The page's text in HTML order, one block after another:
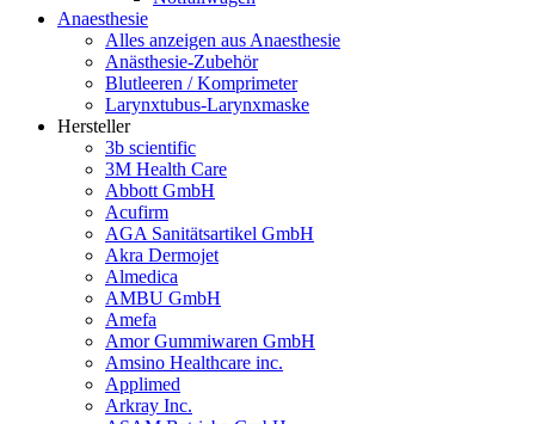
Anaesthesie
Alles anzeigen aus Anaesthesie
Anästhesie-Zubehör
Blutleeren / Komprimeter
Larynxtubus-Larynxmaske
Hersteller
3b scientific
3M Health Care
Abbott GmbH
Acufirm
AGA Sanitätsartikel GmbH
Akra Dermojet
Almedica
AMBU GmbH
Amefa
Amor Gummiwaren GmbH
Amsino Healthcare inc.
Applimed
Arkray Inc.